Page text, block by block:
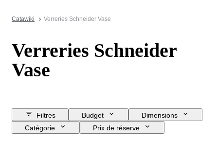
Catawiki Verreries Schneider Vase
Verreries Schneider
Vase
Filtres Budget
Dimensions
Catégorie
Prix de réserve